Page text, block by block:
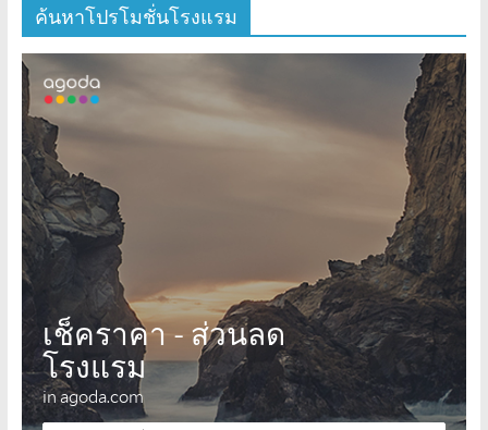
ค้นหาโปรโมชั่นโรงแรม